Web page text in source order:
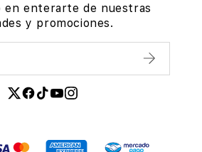
en enterarte de nuestras
y promociones.